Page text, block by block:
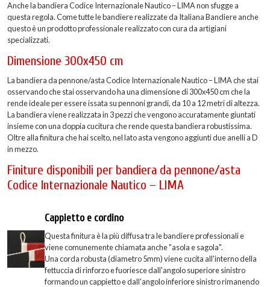
Anche la bandiera Codice Internazionale Nautico – LIMA non sfugge a
questa regola. Come tutte le bandiere realizzate da Italiana Bandiere anche
questo è un prodotto professionale realizzato con cura da artigiani
specializzati.
Dimensione 300x450 cm
La bandiera da pennone/asta Codice Internazionale Nautico – LIMA che stai
osservando che stai osservando ha una dimensione di 300x450 cm che la
rende ideale per essere issata su pennoni grandi, da 10 a 12 metri di altezza.
La bandiera viene realizzata in 3 pezzi che vengono accuratamente giuntati
insieme con una doppia cucitura che rende questa bandiera robustissima.
Oltre alla finitura che hai scelto, nel lato asta vengono aggiunti due anelli a D
in mezzo.
Finiture disponibili per bandiera da pennone/asta
Codice Internazionale Nautico – LIMA
Cappietto e cordino
Questa finitura è la più diffusa tra le bandiere professionali e
viene comunemente chiamata anche "asola e sagola".
Una corda robusta (diametro 5mm) viene cucita all'interno della
fettuccia di rinforzo e fuoriesce dall'angolo superiore sinistro
formando un cappietto e dall'angolo inferiore sinistro rimanendo